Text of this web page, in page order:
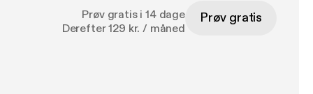
Prøv gratis i 14 dage
Derefter 129 kr. / måned
Prøv gratis